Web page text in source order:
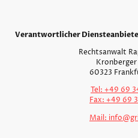
Verantwortlicher
Rechtsanwalt
60323
Tel: +49 69
Fax: +49 69
Mail: